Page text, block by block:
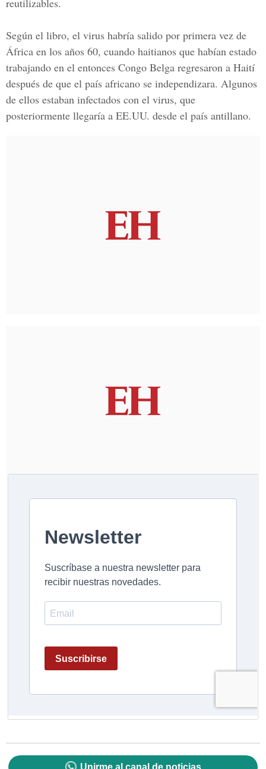
reutilizables.
Según el libro, el virus habría salido por primera vez de
África en los años 60, cuando haitianos que habían estado
trabajando en el entonces Congo Belga regresaron a Haití
después de que el país africano se independizara. Algunos
de ellos estaban infectados con el virus, que
posteriormente llegaría a EE.UU. desde el país antillano.
Unirme al canal de noticias